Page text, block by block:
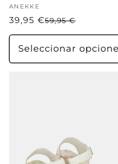
Proveedor:
ANEKKE
59,95 €
de
oferta
39,95 €
Seleccionar